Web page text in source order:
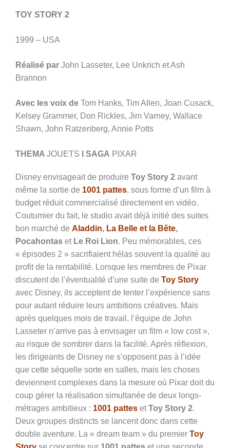
TOY STORY 2
1999 – USA
Réalisé par John Lasseter, Lee Unkrich et Ash
Brannon
Avec les voix de Tom Hanks, Tim Allen, Joan Cusack,
Kelsey Grammer, Don Rickles, Jim Varney, Wallace
Shawn, John Ratzenberg, Annie Potts
THEMA JOUETS I SAGA PIXAR
Disney envisageait de produire Toy Story 2 avant
même la sortie de 1001 pattes, sous forme d’un film à
budget réduit commercialisé directement en vidéo.
Coutumier du fait, le studio avait déjà initié des suites
bon marché de Aladdin, La Belle et la Bête,
Pocahontas et Le Roi Lion. Peu mémorables, ces
« épisodes 2 » sacrifiaient hélas souvent la qualité au
profit de la rentabilité. Lorsque les membres de Pixar
discutent de l’éventualité d’une suite de Toy Story
avec Disney, ils acceptent de tenter l’expérience sans
pour autant réduire leurs ambitions créatives. Mais
après quelques mois de travail, l’équipe de John
Lasseter n’arrive pas à envisager un film « low cost »,
au risque de sombrer dans la facilité. Après réflexion,
les dirigeants de Disney ne s’opposent pas à l’idée
que cette séquelle sorte en salles, mais les choses
deviennent complexes dans la mesure où Pixar doit du
coup gérer la réalisation simultanée de deux longs-
métrages ambitieux : 1001 pattes etToy Story 2.
Deux groupes distincts se lancent donc dans cette
double aventure. La « dream team » du premier Toy